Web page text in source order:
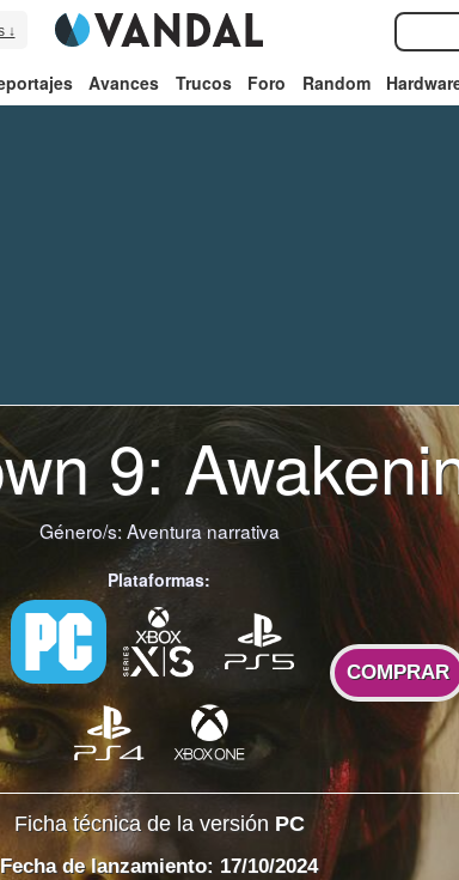
↓
Avances Trucos Foro Random
9:
Género/s:Aventura narrativa
Plataformas:
COMPRAR
Ficha técnica de la versión PC
Fecha de lanzamiento: 17/10/2024